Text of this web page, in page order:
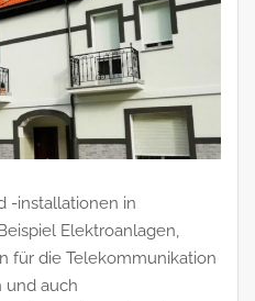
-installationen in
Elektroanlagen,
für die Telekommunikation
und auch